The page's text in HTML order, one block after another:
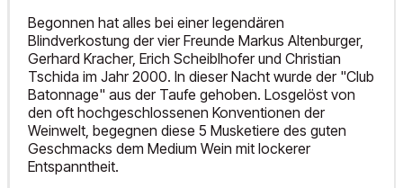
Begonnen hat alles bei einer legendären
Blindverkostung der vier Freunde Markus Altenburger,
Gerhard Kracher, Erich Scheiblhofer und Christian
Tschida im Jahr 2000. In dieser Nacht wurde der "Club
Batonnage" aus der Taufe gehoben. Losgelöst von
den oft hochgeschlossenen Konventionen der
Weinwelt, begegnen diese 5 Musketiere des guten
Geschmacks dem Medium Wein mit lockerer
Entspanntheit.